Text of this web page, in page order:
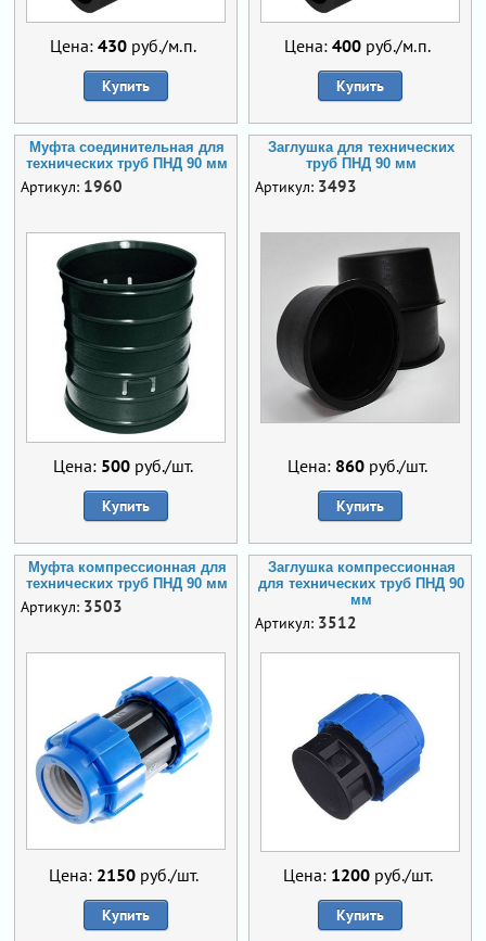
Цена: 430 руб./м.п.
Купить
Цена: 400 руб./м.п.
Купить
Муфта соединительная для
технических труб ПНД 90 мм
Артикул: 1960
Цена: 500 руб./шт.
Купить
Заглушка для технических
труб ПНД 90 мм
Артикул: 3493
Цена: 860 руб./шт.
Купить
Муфта компрессионная для
технических труб ПНД 90 мм
Артикул: 3503
Цена: 2150руб./шт.
Купить
Заглушка компрессионная
для технических труб ПНД 90
мм
Артикул: 3512
Цена: 1200руб./шт.
Купить